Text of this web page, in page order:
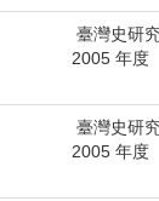
臺灣史研
2005 年度
臺灣史研
2005 年度